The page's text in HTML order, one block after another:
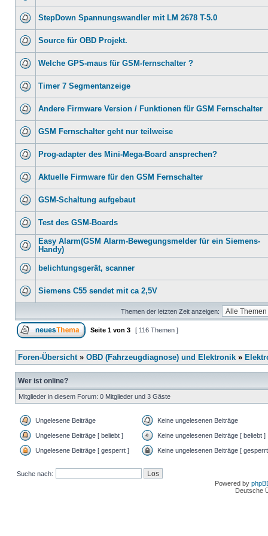
StepDown Spannungswandler mit LM 2678 T-5.0
Source für OBD Projekt.
Welche GPS-maus für GSM-fernschalter ?
Timer 7 Segmentanzeige
Andere Firmware Version / Funktionen für GSM Fernschalter
GSM Fernschalter geht nur teilweise
Prog-adapter des Mini-Mega-Board ansprechen?
Aktuelle Firmware für den GSM Fernschalter
GSM-Schaltung aufgebaut
Test des GSM-Boards
Easy Alarm(GSM Alarm-Bewegungsmelder für ein Siemens-
Handy)
belichtungsgerät, scanner
Siemens C55 sendet mit ca 2,5V
Themen der letzten Zeit anzeigen:
Seite 1 von 3 [ 116 Themen ]
Foren-Übersicht» OBD (Fahrzeugdiagnose) und Elektronik »
Wer ist online?
Mitglieder in diesem Forum: 0 Mitglieder und 3 Gäste
Ungelesene Beiträge Keine ungelesenen Beiträge
Ungelesene Beiträge [ beliebt ] Keine ungelesenen Beiträge [ beliebt ]
Ungelesene Beiträge [ gesperrt ] Keine ungelesenen Beiträge [
Suche nach:
Powered by
Deutsche